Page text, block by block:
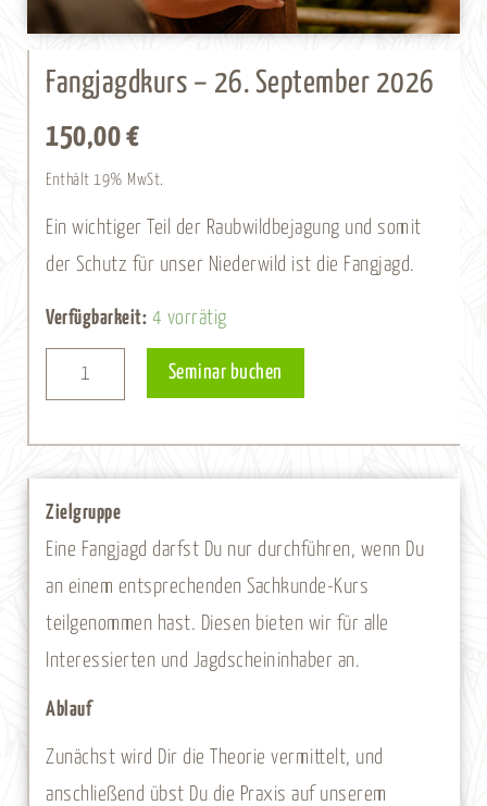
Fangjagdkurs – 26. September 2026
150,00€
Enthält 19% MwSt.
Ein wichtiger Teil der Raubwildbejagung und somit
der Schutz für unser Niederwild ist die Fangjagd.
Verfügbarkeit: 4 vorrätig
Fangjagdkurs
-
Menge
Seminar buchen
Zielgruppe
Eine Fangjagd darfst Du nur durchführen, wenn Du
an einem entsprechenden Sachkunde-Kurs
teilgenommen hast. Diesen bieten wir für alle
Interessierten und Jagdscheininhaber an.
Ablauf
Zunächst wird Dir die Theorie vermittelt, und
anschließend übst Du die Praxis auf unserem